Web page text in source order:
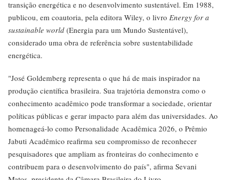
transição energética e no desenvolvimento sustentável. Em 1988,
publicou, em coautoria, pela editora Wiley, o livro Energy for a
sustainable world (Energia para um Mundo Sustentável),
considerado uma obra de referência sobre sustentabilidade
energética.
"José Goldemberg representa o que há de mais inspirador na
produção científica brasileira. Sua trajetória demonstra como o
conhecimento acadêmico pode transformar a sociedade, orientar
políticas públicas e gerar impacto para além das universidades. Ao
homenageá-lo como Personalidade Acadêmica 2026, o Prêmio
Jabuti Acadêmico reafirma seu compromisso de reconhecer
pesquisadores que ampliam as fronteiras do conhecimento e
contribuem para o desenvolvimento do país", afirma Sevani